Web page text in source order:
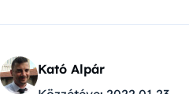
Kató Alpár